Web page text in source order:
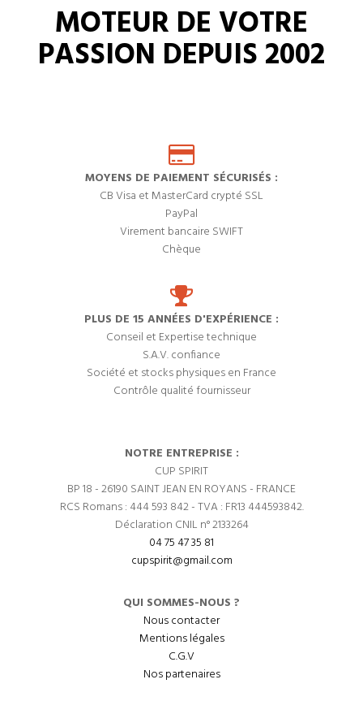
MOTEUR DE VOTRE
PASSION DEPUIS 2002
MOYENS DE PAIEMENT SÉCURISÉS :
CB Visa et MasterCard crypté SSL
PayPal
Virement bancaire SWIFT
Chèque
PLUS DE 15 ANNÉES D'EXPÉRIENCE :
Conseil et Expertise technique
S.A.V. confiance
Société et stocks physiques en France
Contrôle qualité fournisseur
NOTRE ENTREPRISE :
CUP SPIRIT
BP 18 - 26190 SAINT JEAN EN ROYANS - FRANCE
RCS Romans : 444 593 842 - TVA : FR13 444593842.
Déclaration CNIL n° 2133264
04 75 47 35 81
cupspirit@gmail.com
QUI SOMMES-NOUS ?
Nous contacter
Mentions légales
C.G.V
Nos partenaires